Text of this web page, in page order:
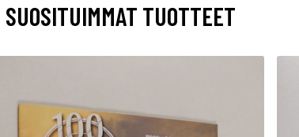
SUOSITUIMMAT TUOTTEET